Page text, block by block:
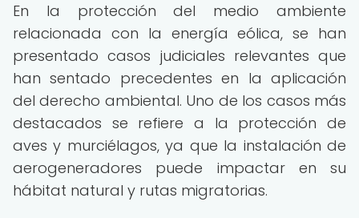
En la protección del medio ambiente
relacionada con la energía eólica, se han
presentado casos judiciales relevantes que
han sentado precedentes en la aplicación
del derecho ambiental. Uno de los casos más
destacados se refiere a la protección de
aves y murciélagos, ya que la instalación de
aerogeneradores puede impactar en su
hábitat natural y rutas migratorias.